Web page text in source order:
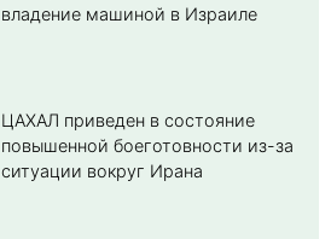
владение машиной в Израиле
ЦАХАЛ приведен в состояние
повышенной боеготовности из-за
ситуации вокруг Ирана